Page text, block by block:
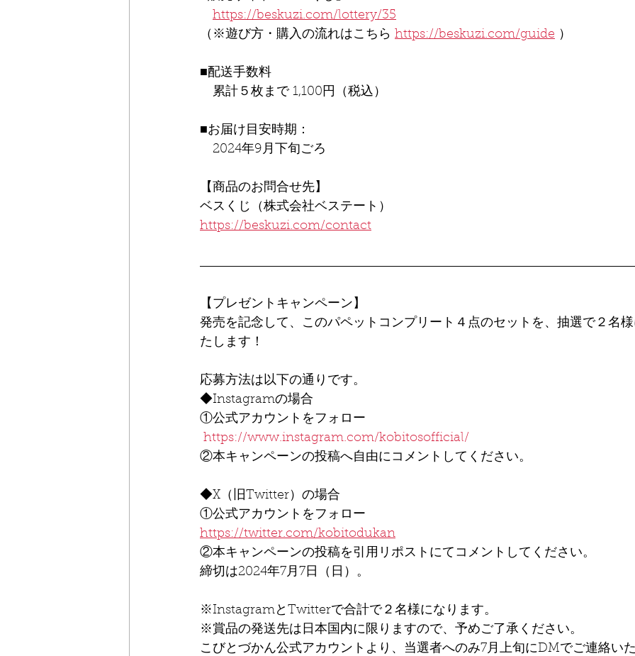
https://beskuzi.com/lottery/35
（※遊び方・購入の流れはこちら https://beskuzi.com/guide ）
■配送手数料
累計５枚まで 1,100円（税込）
■お届け目安時期：
2024年9月下旬ごろ
【商品のお問合せ先】
ベスくじ（株式会社ベステート）
https://beskuzi.com/contact
【プレゼントキャンペーン】
発売を記念して、このパペットコンプリート４点のセットを、抽選で２名
たします！
応募方法は以下の通りです。
◆Instagramの場合
①公式アカウントをフォロー
https://www.instagram.com/kobitosofficial/
②本キャンペーンの投稿へ自由にコメントしてください。
◆X（旧Twitter）の場合
①公式アカウントをフォロー
https://twitter.com/kobitodukan
②本キャンペーンの投稿を引用リポストにてコメントしてください。
締切は2024年7月7日（日）。
※InstagramとTwitterで合計で２名様になります。
※賞品の発送先は日本国内に限りますので、予めご了承ください。
こびとづかん公式アカウントより、当選者へのみ7月上旬にDMでご連絡いた